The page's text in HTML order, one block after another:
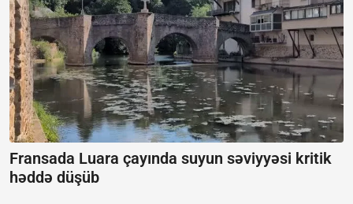
Fransada Luara çayında suyun səviyyəsi kritik
həddə düşüb